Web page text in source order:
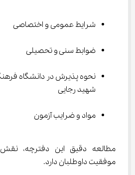
شرایط عمومی و اختصاصی
ضوابط سنی و تحصیلی
نحوه پذیرش در دانشگاه
شهید رجایی
مواد و ضرایب آزمون
موفقیت داوطلبان دارد.